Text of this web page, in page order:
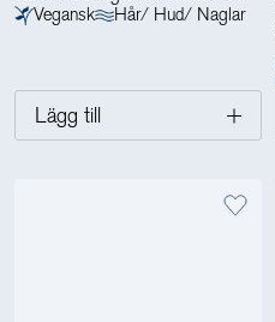
Vegansk
Hår/ Hud/ Naglar
Lägg till